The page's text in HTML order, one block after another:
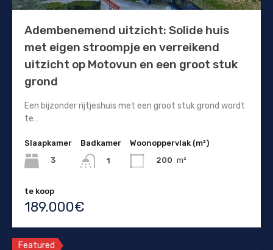
Adembenemend uitzicht: Solide huis
met eigen stroompje en verreikend
uitzicht op Motovun en een groot stuk
grond
Een bijzonder rijtjeshuis met een groot stuk grond wordt
te…
Slaapkamer
3
Badkamer
1
Woonoppervlak (m²)
200 m²
te koop
189.000€
Featured